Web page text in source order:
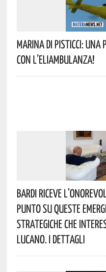
Marina Di Pisticci: Una
Con L’eliambulanza!
Bardi Riceve
Punto Su Queste
Strategiche Che
Lucano. I Dettagli